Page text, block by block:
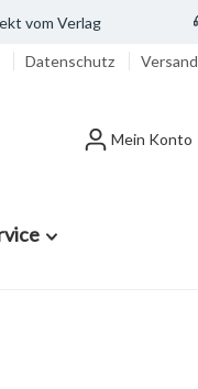
vom Verlag
Datenschutz
Mein Konto